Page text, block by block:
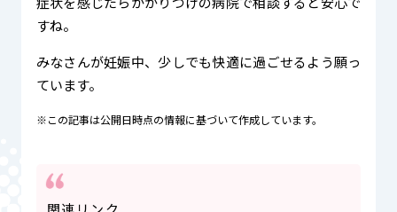
すね。
みなさんが妊娠中、少しでも快適に過ごせるよう願っ
ています。
※この記事は公開日時点の情報に基づいて作成しています。